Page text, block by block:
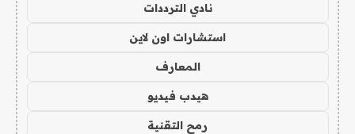
نادي الترددات
استشارات اون لاين
المعارف
هيدب فيديو
رمح التقنية